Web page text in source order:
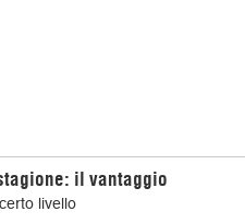
il vantaggio
livello